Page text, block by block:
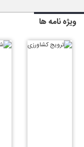
ویژه نامه ها